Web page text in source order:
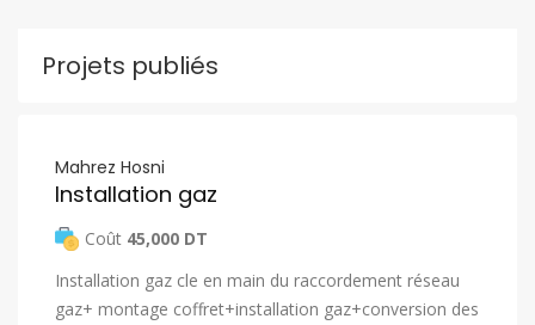
Projets publiés
Mahrez Hosni
Installation gaz
Coût 45,000 DT
Installation gaz cle en main du raccordement réseau
gaz+ montage coffret+installation gaz+conversion des